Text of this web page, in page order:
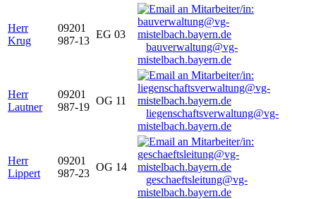
Herr
Krug
09201
987-13
EG 03
bauverwaltung@vg-
mistelbach.bayern.de
Herr
Lautner
09201
987-19
OG 11
liegenschaftsverwaltung@vg-
mistelbach.bayern.de
Herr
Lippert
09201
987-23
OG 14
geschaeftsleitung@vg-
mistelbach.bayern.de